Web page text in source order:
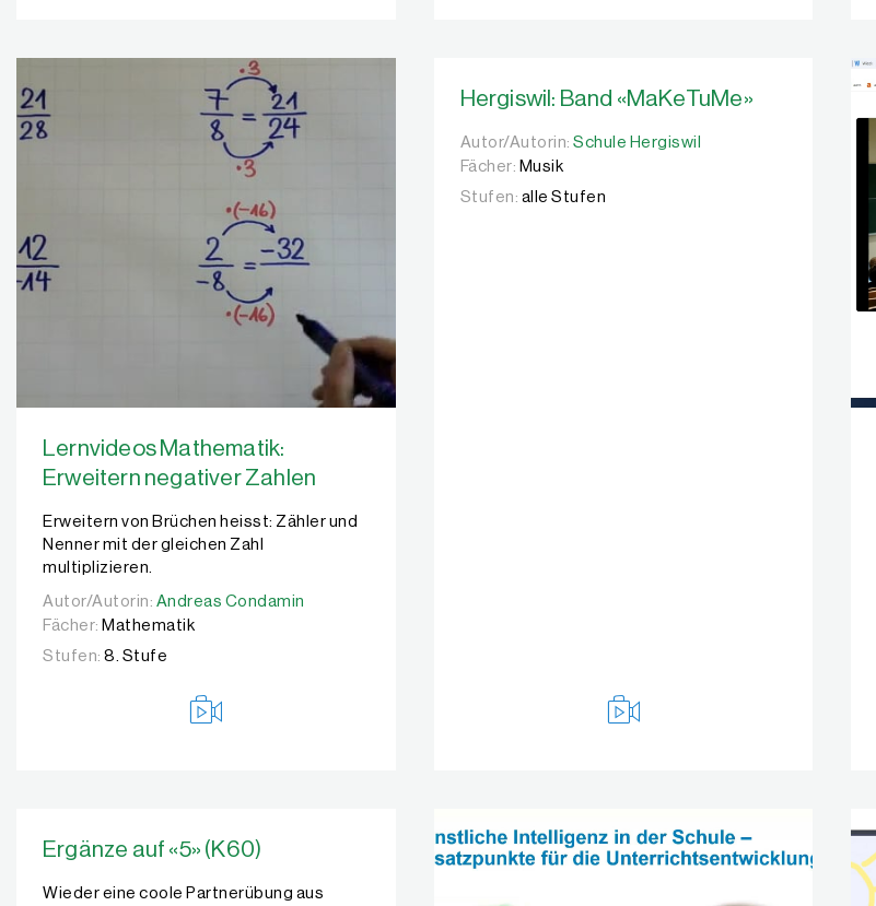
Lernvideos Mathematik:
Erweitern negativer Zahlen
Erweitern von Brüchen heisst: Zähler und
Nenner mit der gleichen Zahl
multiplizieren.
Autor/Autorin: Andreas Condamin
Autor/Autorin: Andreas Condamin
Fächer: Mathematik
Stufen: 8. Stufe
Hergiswil: Band «MaKeTuMe»
Autor/Autorin: Schule Hergiswil
Autor/Autorin: Schule Hergiswil
Fächer: Musik
Stufen: alle Stufen
Ergänze auf «5» (K60)
Wieder eine coole Partnerübung aus